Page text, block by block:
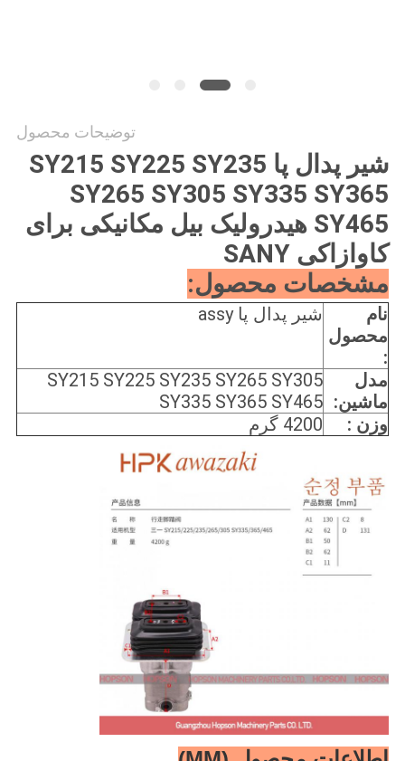
توضیحات محصول
شیر پدال پا SY215 SY225 SY235
SY265 SY305 SY335 SY365
SY465 هیدرولیک بیل مکانیکی برای
کاوازاکی SANY
مشخصات محصول:
نام
محصول
:
شیر پدال پا assy
مدل
ماشین:
SY215 SY225 SY235 SY265 SY305
SY335 SY365 SY465
وزن :
4200 گرم